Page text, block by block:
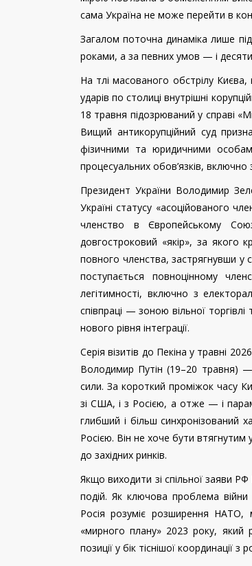
сама Україна не може перейти в
Загалом поточна динаміка лише
роками, а за певних умов — і
На тлі масованого обстрілу
ударів по столиці внутрішні
18 травня підозрюваний у справі
Вищий антикорупційний суд
фізичними та юридичними
процесуальних обов’язків,
Президент України Володимир
Україні статусу «асоційованого
членство в Європейському
довгостроковий «якір», за якого
повного членства, застрягнувши у
поступається повноцінному
легітимності, включно з
співпраці — зоною вільної
нового рівня інтеграції.
Серія візитів до Пекіна у травні
Володимир Путін (19–20 травня)
сили. За короткий проміжок часу
зі США, і з Росією, а отже — і
глибший і більш синхронізований
Росією. Він не хоче бути втягнутим
до західних ринків.
Якщо виходити зі спільної заяви РФ
подій. Як ключова проблема
Росія розуміє розширення НАТО,
«мирного плану» 2023 року, який
позиції у бік тіснішої координації з